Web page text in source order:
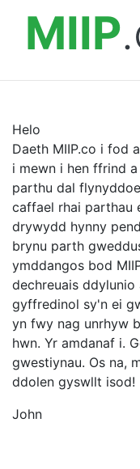
MIIP
Helo
Daeth MIIP.co i fod
i mewn i hen ffrind
parthu dal
caffael rhai parthau
drywydd hynny
brynu parth
ymddangos bod
dechreuais
gyffredinol sy'n ei
yn fwy nag unrhyw
hwn. Yr amdanaf i.
gwestiynau. Os na,
ddolen gyswllt isod!
John